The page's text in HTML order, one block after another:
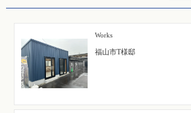
Works
福山市T様邸